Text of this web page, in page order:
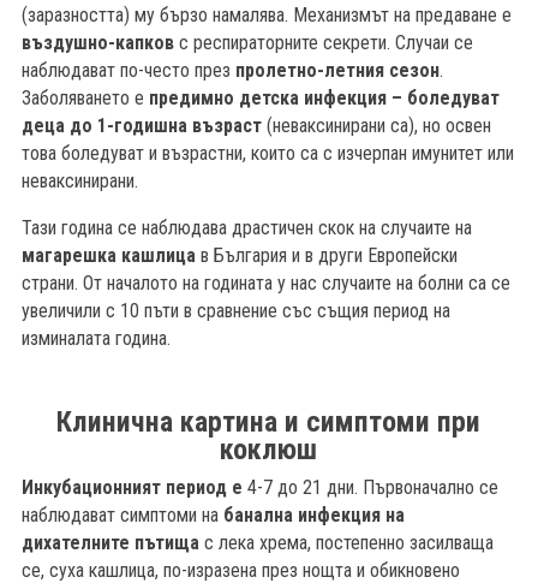
(заразността) му бързо намалява. Механизмът на предаване е
въздушно-капковс респираторните секрети. Случаи се
наблюдават по-често през пролетно-летния сезон.
Заболяването е предимно детска инфекция – боледуват
деца до 1-годишна възраст(неваксинирани са), но освен
това боледуват и възрастни, които са с изчерпан имунитет или
неваксинирани.
Тази година се наблюдава драстичен скок на случаите на
магарешка кашлицав България и в други Европейски
страни. От началото на годината у нас случаите на болни са се
увеличили с 10 пъти в сравнение със същия период на
изминалата година.
Клинична картина и симптоми при
коклюш
Инкубационният период е 4-7 до 21 дни. Първоначално се
наблюдават симптоми на банална инфекция на
дихателните пътищас лека хрема, постепенно засилваща
се, суха кашлица, по-изразена през нощта и обикновено